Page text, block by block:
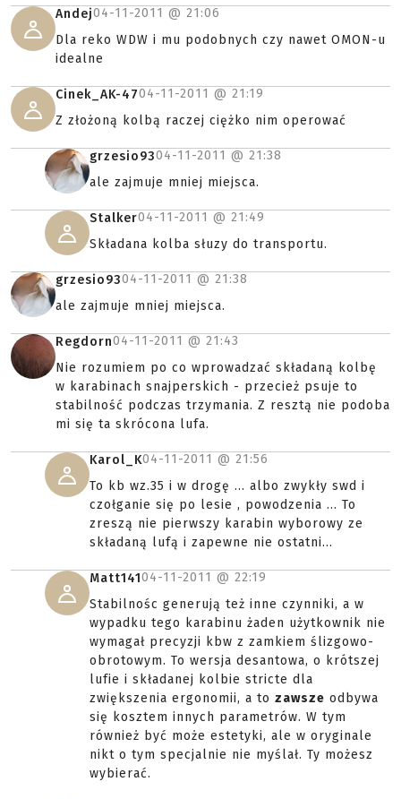
Andej04-11-2011 @ 21:06
Dla reko WDW i mu podobnych czy nawet OMON-u
idealne
Cinek_AK-4704-11-2011 @ 21:19
Z złożoną kolbą raczej ciężko nim operować
grzesio9304-11-2011 @ 21:38
ale zajmuje mniej miejsca.
Stalker04-11-2011 @ 21:49
Składana kolba słuzy do transportu.
grzesio9304-11-2011 @ 21:38
ale zajmuje mniej miejsca.
Regdorn04-11-2011 @ 21:43
Nie rozumiem po co wprowadzać składaną kolbę
w karabinach snajperskich - przecież psuje to
stabilność podczas trzymania. Z resztą nie podoba
mi się ta skrócona lufa.
Karol_K04-11-2011 @ 21:56
To kb wz.35 i w drogę ... albo zwykły swd i
czołganie się po lesie , powodzenia ... To
zreszą nie pierwszy karabin wyborowy ze
składaną lufą i zapewne nie ostatni...
Matt14104-11-2011 @ 22:19
Stabilnośc generują też inne czynniki, a w
wypadku tego karabinu żaden użytkownik nie
wymagał precyzji kbw z zamkiem ślizgowo-
obrotowym. To wersja desantowa, o krótszej
lufie i składanej kolbie stricte dla
zwiększenia ergonomii, a to zawsze odbywa
się kosztem innych parametrów. W tym
również być może estetyki, ale w oryginale
nikt o tym specjalnie nie myślał. Ty możesz
wybierać.